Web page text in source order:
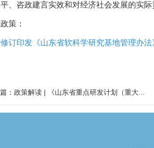
、咨政建言实效和对经济社会发展的实
策：
订印发《山东省软科学研究基地管理办
篇：政策解读 | 《山东省重点研发计划（重大...